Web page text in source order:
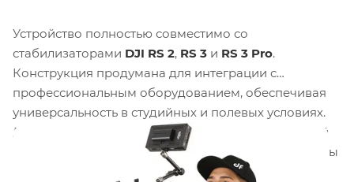
Устройство полностью совместимо со
стабилизаторами DJI RS 2, RS 3 и RS 3 Pro.
Конструкция продумана для интеграции с
профессиональным оборудованием, обеспечивая
универсальность в студийных и полевых условиях.
Две резиновые рукоятки обеспечивают надёжный
хват двумя руками, минимизируя дрожание камеры
и усталость во время длительных съёмок. Съёмные